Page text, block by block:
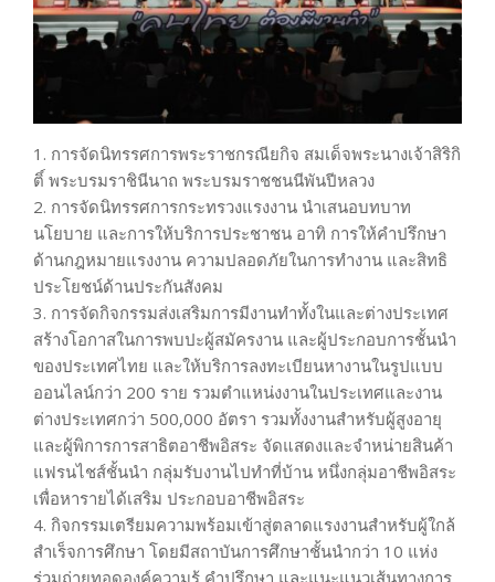
1. การจัดนิทรรศการพระราชกรณียกิจ สมเด็จพระนางเจ้าสิริกิ
ติ์ พระบรมราชินีนาถ พระบรมราชชนนีพันปีหลวง
2. การจัดนิทรรศการกระทรวงแรงงาน นำเสนอบทบาท
นโยบาย และการให้บริการประชาชน อาทิ การให้คำปรึกษา
ด้านกฎหมายแรงงาน ความปลอดภัยในการทำงาน และสิทธิ
ประโยชน์ด้านประกันสังคม
3. การจัดกิจกรรมส่งเสริมการมีงานทำทั้งในและต่างประเทศ
สร้างโอกาสในการพบปะผู้สมัครงาน และผู้ประกอบการชั้นนำ
ของประเทศไทย และให้บริการลงทะเบียนหางานในรูปแบบ
ออนไลน์กว่า 200 ราย รวมตำแหน่งงานในประเทศและงาน
ต่างประเทศกว่า 500,000 อัตรา รวมทั้งงานสำหรับผู้สูงอายุ
และผู้พิการการสาธิตอาชีพอิสระ จัดแสดงและจำหน่ายสินค้า
แฟรนไชส์ชั้นนำ กลุ่มรับงานไปทำที่บ้าน หนึ่งกลุ่มอาชีพอิสระ
เพื่อหารายได้เสริม ประกอบอาชีพอิสระ
4. กิจกรรมเตรียมความพร้อมเข้าสู่ตลาดแรงงานสำหรับผู้ใกล้
สำเร็จการศึกษา โดยมีสถาบันการศึกษาชั้นนำกว่า 10 แห่ง
ร่วมถ่ายทอดองค์ความรู้ คำปรึกษา และแนะแนวเส้นทางการ